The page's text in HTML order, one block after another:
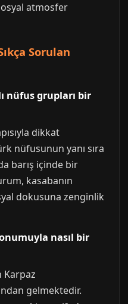
atmosfer
Sorulan
nüfus grupları bir
dikkat
nüfusunun yanı sıra
barış içinde bir
kasabanın
dokusuna zenginlik
nasıl bir
Karpaz
gelmektedir.